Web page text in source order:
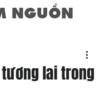
NGUỒN
lai trong